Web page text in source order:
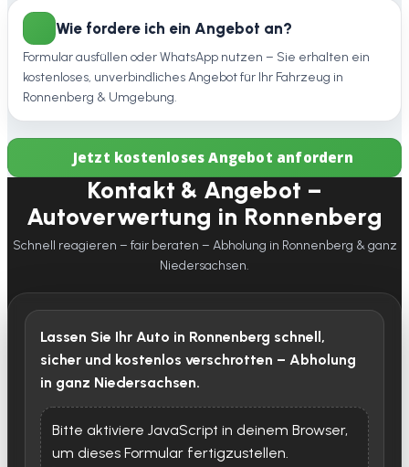
Wie fordere ich ein Angebot an?
Formular ausfüllen oder WhatsApp nutzen – Sie erhalten ein
kostenloses, unverbindliches Angebot für Ihr Fahrzeug in
Ronnenberg & Umgebung.
Jetzt kostenloses Angebot anfordern
Kontakt & Angebot –
Autoverwertung in Ronnenberg
Schnell reagieren – fair beraten – Abholung in Ronnenberg & ganz
Niedersachsen.
Lassen Sie Ihr Auto in Ronnenberg schnell,
sicher und kostenlos verschrotten – Abholung
in ganz Niedersachsen.
Bitte aktiviere JavaScript in deinem Browser,
um dieses Formular fertigzustellen.